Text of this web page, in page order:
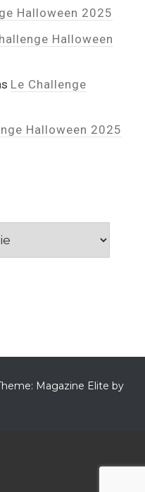
Halloween 2025
Halloween
Le Challenge
Halloween 2025
Magazine Elite by